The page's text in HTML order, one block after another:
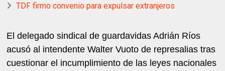
TDF firmo convenio para expulsar extranjeros
El delegado sindical de guardavidas Adrián Ríos
acusó al intendente Walter Vuoto de represalias tras
cuestionar el incumplimiento de las leyes nacionales